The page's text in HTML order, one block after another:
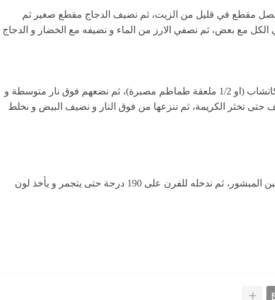
البصل مقطع في قليل من الزيت، ثم نضيف الدجاج مقطع صغير ثم
الكل مع بعض، ثم نصفي الارز من الماء و نضيفه مع الخضار و الدجاج
لتحضير الكريمة نخلط الحليب مع الفرينة و النشاء و الكاتشاب (او 1/2 ملعقة طماطم مصبرة)، ثم نضعهم فوق نار متوسطة و
حتى تخثر الكريمة، ثم ننزعها من فوق النار و نضيف البيض و نخلط
نضع خليط الارز في قالب فرن ثم نضيف الكريمة و الجبن المبشور، ثم ندخله للفرن على 190 درجة حتى يتجمر و يأخذ لون